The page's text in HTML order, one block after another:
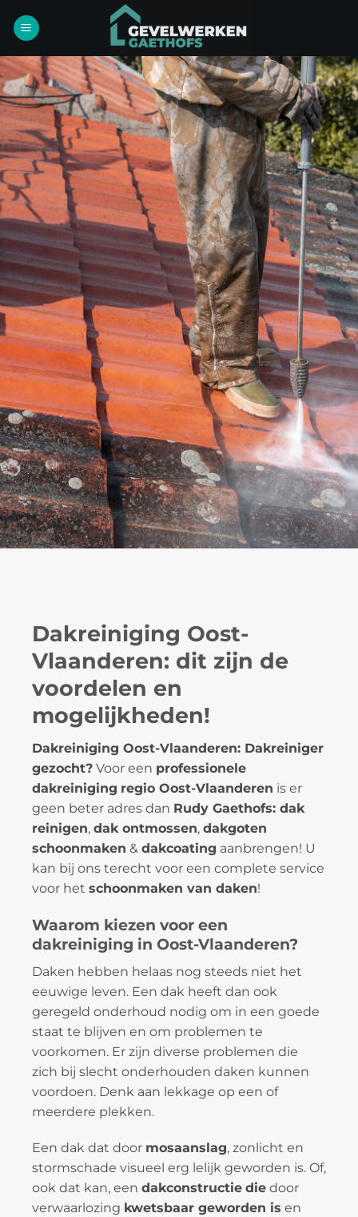
naar
Dakreiniging Oost-
Vlaanderen: dit zijn de
voordelen en
mogelijkheden!
Dakreiniging Oost-Vlaanderen: Dakreiniger
gezocht? Voor een professionele
dakreiniging regio Oost-Vlaanderen is er
geen beter adres dan Rudy Gaethofs: dak
reinigen, dak ontmossen, dakgoten
schoonmaken & dakcoating aanbrengen! U
kan bij ons terecht voor een complete service
voor het schoonmaken van daken!
Waarom kiezen voor een
dakreiniging in Oost-Vlaanderen?
Daken hebben helaas nog steeds niet het
eeuwige leven. Een dak heeft dan ook
geregeld onderhoud nodig om in een goede
staat te blijven en om problemen te
voorkomen. Er zijn diverse problemen die
zich bij slecht onderhouden daken kunnen
voordoen. Denk aan lekkage op een of
meerdere plekken.
Een dak dat door mosaanslag, zonlicht en
stormschade visueel erg lelijk geworden is. Of,
ook dat kan, een dakconstructie die door
verwaarlozing kwetsbaar geworden is en